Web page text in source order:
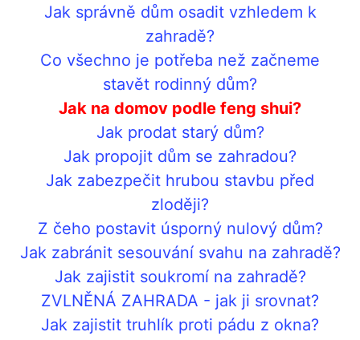
Jak správně dům osadit vzhledem k
zahradě?
Co všechno je potřeba než začneme
stavět rodinný dům?
Jak na domov podle feng shui?
Jak prodat starý dům?
Jak propojit dům se zahradou?
Jak zabezpečit hrubou stavbu před
zloději?
Z čeho postavit úsporný nulový dům?
Jak zabránit sesouvání svahu na zahradě?
Jak zajistit soukromí na zahradě?
ZVLNĚNÁ ZAHRADA - jak ji srovnat?
Jak zajistit truhlík proti pádu z okna?